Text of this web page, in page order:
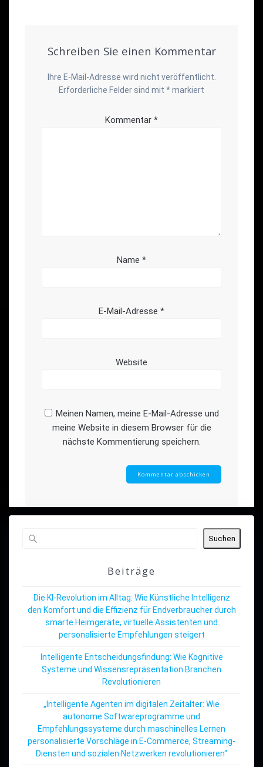
Schreiben Sie einen Kommentar
Ihre E-Mail-Adresse wird nicht veröffentlicht.
Erforderliche Felder sind mit *markiert
Kommentar *
Name *
E-Mail-Adresse *
Website
Meinen Namen, meine E-Mail-Adresse und
meine Website in diesem Browser für die
nächste Kommentierung speichern.
Suchen
Beiträge
Die KI-Revolution im Alltag: Wie Künstliche Intelligenz
den Komfort und die Effizienz für Endverbraucher durch
smarte Heimgeräte, virtuelle Assistenten und
personalisierte Empfehlungen steigert
Intelligente Entscheidungsfindung: Wie Kognitive
Systeme und Wissensrepräsentation Branchen
Revolutionieren
„Intelligente Agenten im digitalen Zeitalter: Wie
autonome Softwareprogramme und
Empfehlungssysteme durch maschinelles Lernen
personalisierte Vorschläge in E-Commerce, Streaming-
Diensten und sozialen Netzwerken revolutionieren“